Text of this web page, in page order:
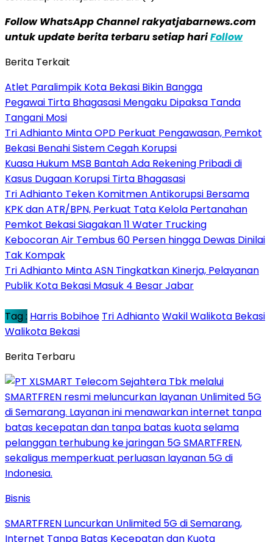
Follow WhatsApp Channel rakyatjabarnews.com
untuk update berita terbaru setiap hariFollow
Berita Terkait
Atlet Paralimpik Kota Bekasi Bikin Bangga
Pegawai Tirta Bhagasasi Mengaku Dipaksa Tanda
Tangani Mosi
Tri Adhianto Minta OPD Perkuat Pengawasan, Pemkot
Bekasi Benahi Sistem Cegah Korupsi
Kuasa Hukum MSB Bantah Ada Rekening Pribadi di
Kasus Dugaan Korupsi Tirta Bhagasasi
Tri Adhianto Teken Komitmen Antikorupsi Bersama
KPK dan ATR/BPN, Perkuat Tata Kelola Pertanahan
Pemkot Bekasi Siagakan 11 Water Trucking
Kebocoran Air Tembus 60 Persen hingga Dewas Dinilai
Tak Kompak
Tri Adhianto Minta ASN Tingkatkan Kinerja, Pelayanan
Publik Kota Bekasi Masuk 4 Besar Jabar
Tag : Harris Bobihoe Tri AdhiantoWakil Walikota Bekasi
Walikota Bekasi
Berita Terbaru
Bisnis
SMARTFREN Luncurkan Unlimited 5G di Semarang,
Internet Tanpa Batas Kecepatan dan Kuota